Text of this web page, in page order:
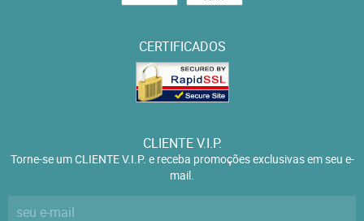
CERTIFICADOS
CLIENTE V.I.P.
Torne-se um CLIENTE V.I.P. e receba promoções exclusivas em seu e-
mail.